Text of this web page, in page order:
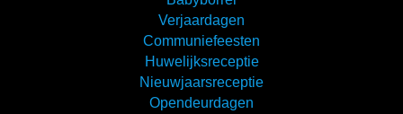
Verjaardagen
Communiefeesten
Huwelijksreceptie
Nieuwjaarsreceptie
Opendeurdagen